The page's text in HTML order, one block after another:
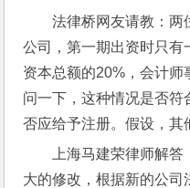
法律桥网友请教：两
公司，第一期出资时只
资本总额的20%，会计师
问一下，这种情况是否符
否应给予注册。假设，其
上海马建荣律师解
大的修改，根据新的公司